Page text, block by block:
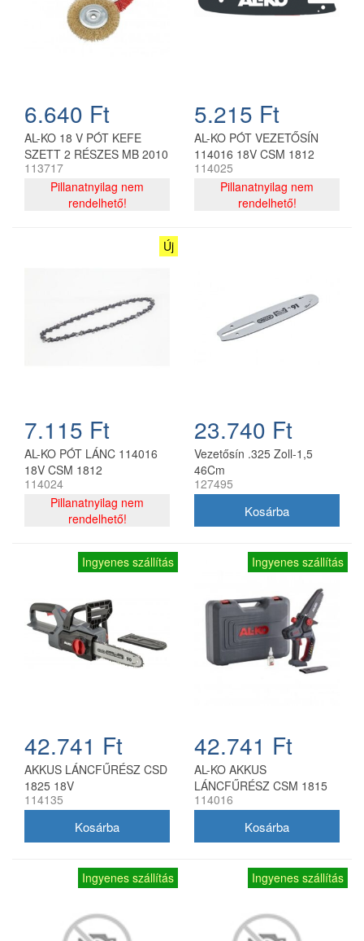
6.640 Ft
AL-KO 18 V PÓT KEFE
SZETT 2 RÉSZES MB 2010
113717
Pillanatnyilag nem
rendelhető!
5.215 Ft
AL-KO PÓT VEZETŐSÍN
114016 18V CSM 1812
114025
Pillanatnyilag nem
rendelhető!
Új
7.115 Ft
AL-KO PÓT LÁNC 114016
18V CSM 1812
114024
Pillanatnyilag nem
rendelhető!
23.740 Ft
Vezetősín .325 Zoll-1,5
46Cm
127495
Ingyenes szállítás
42.741 Ft
AKKUS LÁNCFŰRÉSZ CSD
1825 18V
114135
Ingyenes szállítás
42.741 Ft
AL-KO AKKUS
LÁNCFŰRÉSZ CSM 1815
114016
Ingyenes szállítás Ingyenes szállítás